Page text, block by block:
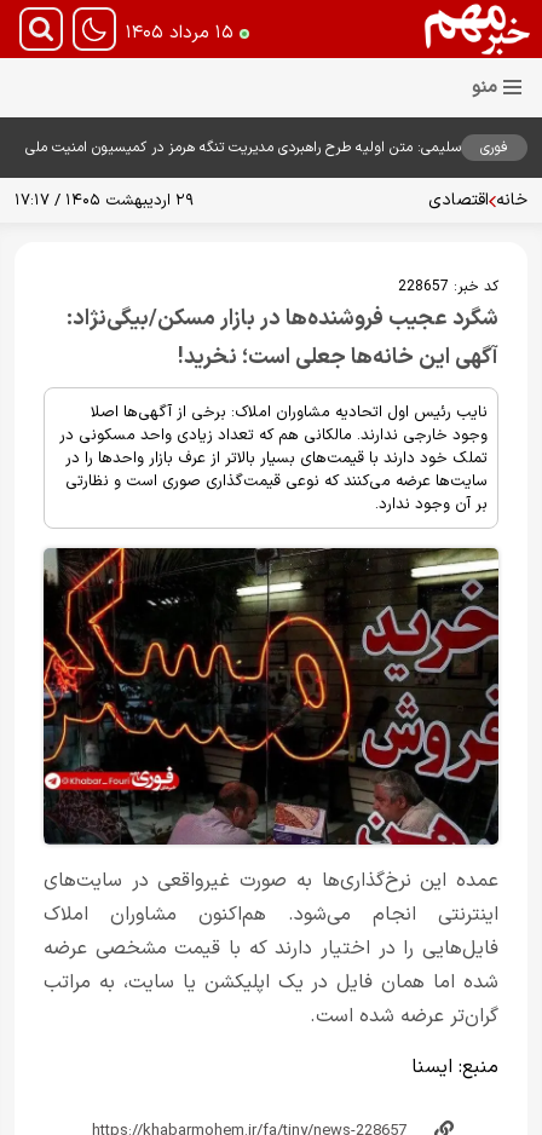
۱۵ مرداد ۱۴۰۵
فوری
سلیمی: متن اولیه طرح راهبردی مدیریت تنگه هرمز در کمیسیون امنیت ملی
خانه اقتصادی ۲۹ اردیبهشت ۱۴۰۵ / ۱۷:۱۷
کد خبر: 228657
شگرد عجیب فروشنده‌ها در بازار مسکن/بیگی‌نژاد:
آگهی این خانه‌ها جعلی است؛ نخرید!
نایب رئیس اول اتحادیه مشاوران املاک: برخی از آگهی‌ها اصلا
وجود خارجی ندارند. مالکانی هم که تعداد زیادی واحد مسکونی در
تملک خود دارند با قیمت‌های بسیار بالاتر از عرف بازار واحدها را در
سایت‌ها عرضه می‌کنند که نوعی قیمت‌گذاری صوری است و نظارتی
بر آن وجود ندارد.
عمده این نرخ‌گذاری‌ها به صورت غیرواقعی در سایت‌های
اینترنتی انجام می‌شود. هم‌اکنون مشاوران املاک
فایل‌هایی را در اختیار دارند که با قیمت مشخصی عرضه
شده اما همان فایل در یک اپلیکشن یا سایت، به مراتب
گران‌تر عرضه شده است.
منبع: ایسنا